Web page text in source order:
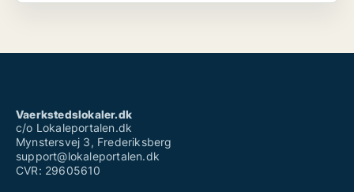
Vaerkstedslokaler.dk
c/o Lokaleportalen.dk
Mynstersvej 3, Frederiksberg
support@lokaleportalen.dk
CVR: 29605610